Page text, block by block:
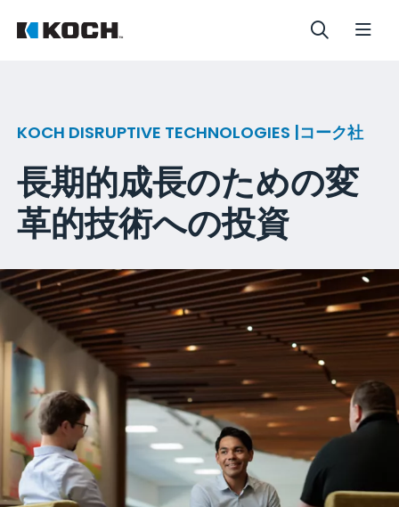
KOCH DISRUPTIVE TECHNOLOGIES |コーク社
長期的成長のための変
革的技術への投資